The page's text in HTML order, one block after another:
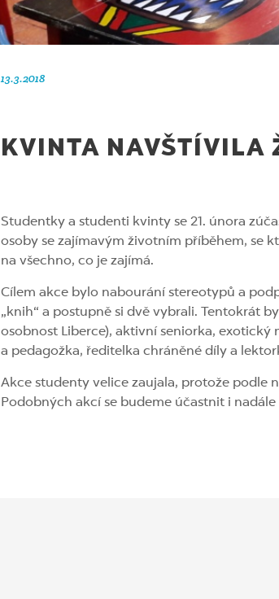
13.3.2018
KVINTA NAVŠTÍVILA
Studentky a studenti kvinty se 21. února
osoby se zajímavým životním příběhem, se
na všechno, co je zajímá.
Cílem akce bylo nabourání stereotypů a
„knih“ a postupně si dvě vybrali. Tentokrát
osobnost Liberce), aktivní seniorka,
a pedagožka, ředitelka chráněné díly a
Akce studenty velice zaujala, protože podle
Podobných akcí se budeme účastnit i